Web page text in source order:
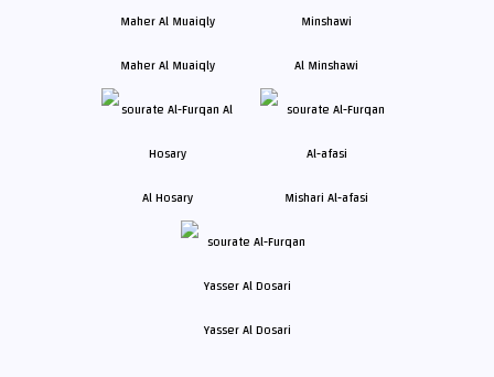
Maher Al Muaiqly Al Minshawi
Al Hosary Mishari Al-afasi
Yasser Al Dosari